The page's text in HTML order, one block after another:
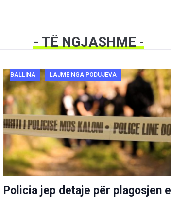
- TË NGJASHME-
BALLINA LAJME NGA PODUJEVA
Policia jep detaje për plagosjen e